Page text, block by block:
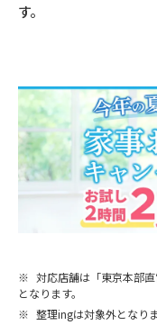
す。
※ 対応店舗は「東京本部
となります。
※ 整理ingは対象外となりま